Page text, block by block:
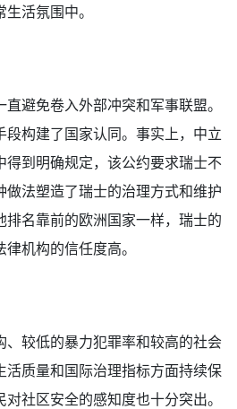
活氛围中。
避免卷入外部冲突和军事联盟。
段构建了国家认同。事实上，中立
得到明确规定，该公约要求瑞士不
做法塑造了瑞士的治理方式和维护
排名靠前的欧洲国家一样，瑞士的
机构的信任度高。
、较低的暴力犯罪率和较高的社会
活质量和国际治理指标方面持续保
社区安全的感知度也十分突出。